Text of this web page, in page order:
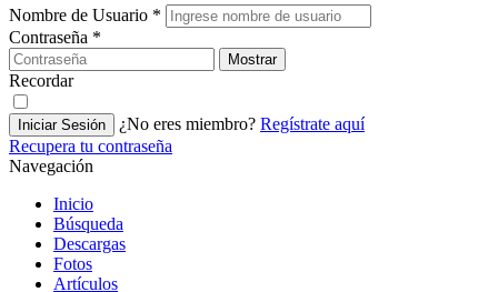
Nombre de Usuario *
Contraseña *
Mostrar
Recordar
Iniciar Sesión ¿No eres miembro? Regístrate aquí
Recupera tu contraseña
Navegación
Inicio
Búsqueda
Descargas
Fotos
Artículos